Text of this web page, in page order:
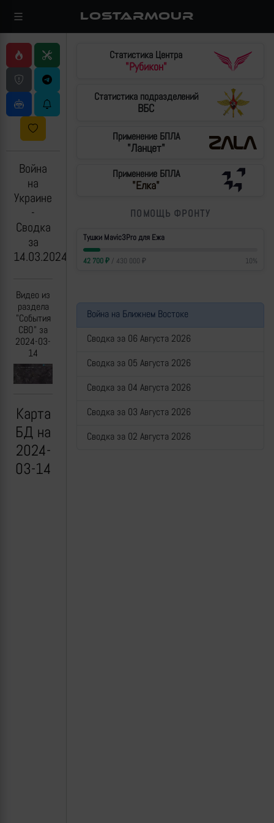
LOSTARMOUR
Война
на
Украине
-
Сводка
за
14.03.2024
Видео из
раздела
"События
СВО" за
2024-03-
14
Карта
БД на
2024-
03-14
Статистика Центра
"Рубикон"
Статистика подразделений
ВБС
Применение БПЛА
"Ланцет"
Применение БПЛА
"Елка"
ПОМОЩЬ ФРОНТУ
Тушки Mavic3Pro для Ежа
42 700₽/ 430 000 ₽ 10%
Война на Ближнем Востоке
Сводка за 06 Августа 2026
Сводка за 05 Августа 2026
Сводка за 04 Августа 2026
Сводка за 03 Августа 2026
Сводка за 02 Августа 2026